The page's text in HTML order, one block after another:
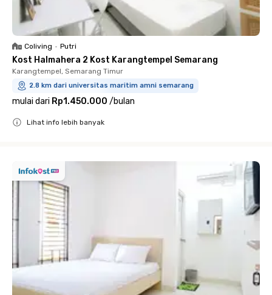
Coliving • Putri
Kost Halmahera 2 Kost Karangtempel Semarang
Karangtempel, Semarang Timur
2.8 km dari universitas maritim amni semarang
mulai dari Rp1.450.000 /bulan
Lihat info lebih banyak